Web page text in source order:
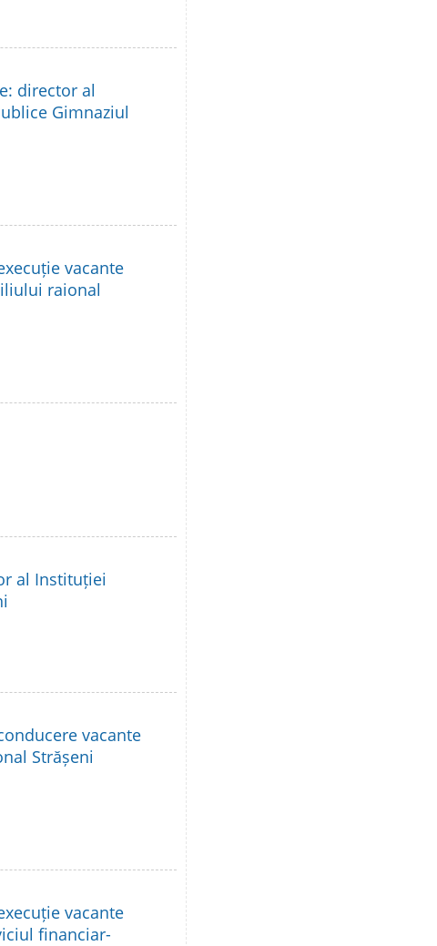
director al
Gimnaziul
vacante
raional
al Instituției
vacante
Strășeni
vacante
financiar-